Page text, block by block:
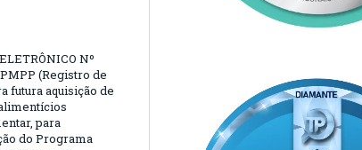
Nº
(Registro de
futura aquisição de
para
do Programa